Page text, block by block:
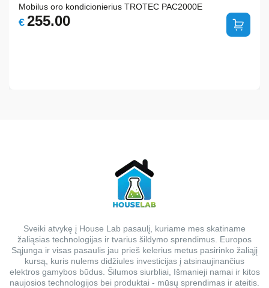
Mobilus oro kondicionierius TROTEC PAC2000E
€ 255.00
Sveiki atvykę į House Lab pasaulį, kuriame mes skatiname
žaliąsias technologijas ir tvarius šildymo sprendimus. Europos
Sąjunga ir visas pasaulis jau prieš kelerius metus pasirinko žaliąjį
kursą, kuris nulems didžiules investicijas į atsinaujinančius
elektros gamybos būdus. Šilumos siurbliai, Išmanieji namai ir kitos
naujosios technologijos bei produktai - mūsų sprendimas ir ateitis.